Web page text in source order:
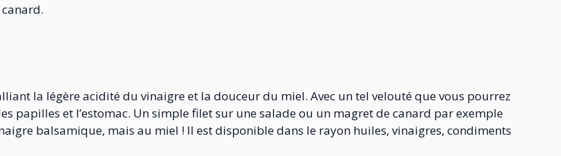
la légère acidité du vinaigre et la douceur du miel. Avec un tel velouté que vous pourrez
papilles et l’estomac. Un simple filet sur une salade ou un magret de canard par exemple
balsamique, mais au miel ! Il est disponible dans le rayon huiles, vinaigres, condiments